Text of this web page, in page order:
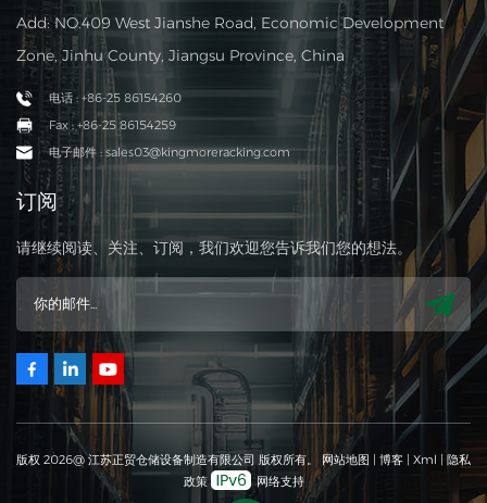
Add: NO.409 West Jianshe Road, Economic Development
Zone, Jinhu County, Jiangsu Province, China
电话 : +86-25 86154260
Fax : +86-25 86154259
电子邮件 : sales03@kingmoreracking.com
订阅
请继续阅读、关注、订阅，我们欢迎您告诉我们您的想法。
版权 2026@ 江苏正贸仓储设备制造有限公司 版权所有。 网站地图 | 博客 | Xml | 隐私
政策
网络支持